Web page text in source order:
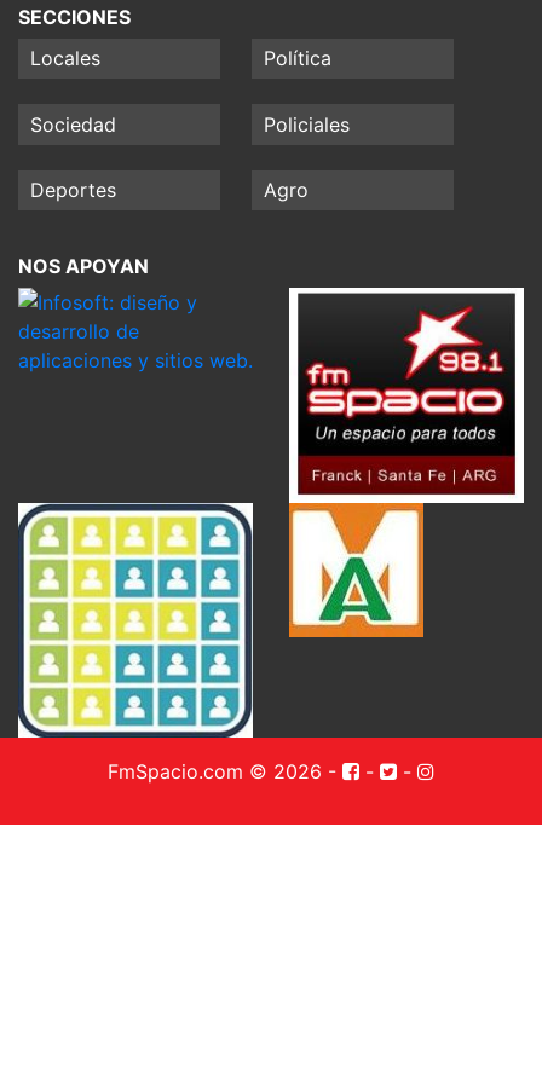
SECCIONES
Locales
Política
Sociedad Policiales
Deportes Agro
NOS APOYAN
FmSpacio.com © 2026 - - -